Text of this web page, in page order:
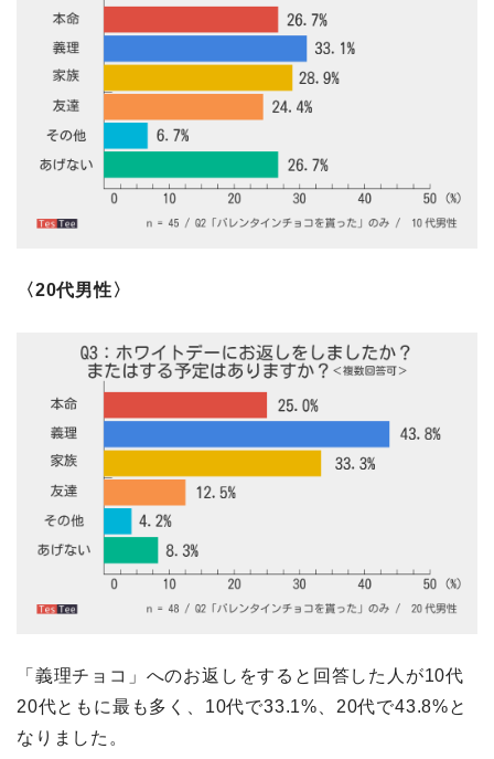
〈20代男性〉
「義理チョコ」へのお返しをすると回答した人が10代
20代ともに最も多く、10代で33.1%、20代で43.8%と
なりました。